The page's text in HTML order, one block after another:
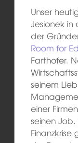
Unser
Jesionek in
der
Room for
Farthofer.
seinem
einer
seinen